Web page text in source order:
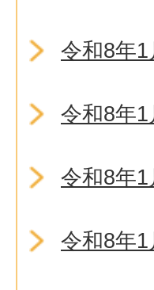
令和8年
令和8年
令和8年
令和8年